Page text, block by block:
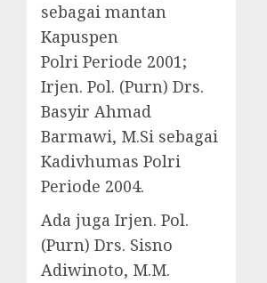
sebagai mantan
Kapuspen
Polri Periode 2001;
Irjen. Pol. (Purn) Drs.
Basyir Ahmad
Barmawi, M.Si sebagai
Kadivhumas Polri
Periode 2004.
Ada juga Irjen. Pol.
(Purn) Drs. Sisno
Adiwinoto, M.M.